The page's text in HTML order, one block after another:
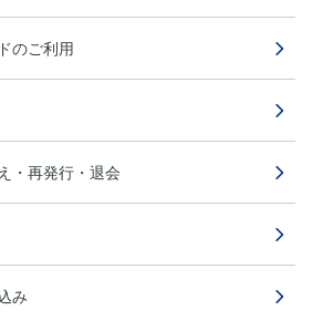
のご利用
・再発行・退会
み